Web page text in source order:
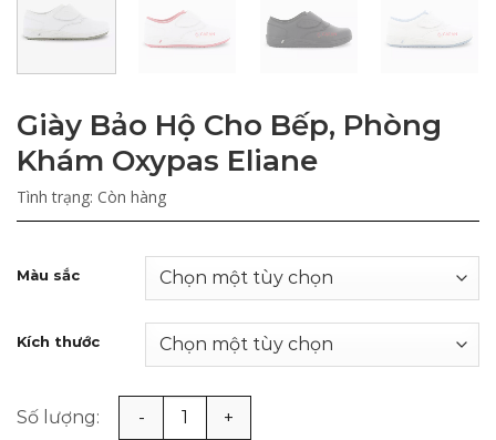
Giày Bảo Hộ Cho Bếp, Phòng
Khám Oxypas Eliane
Tình trạng: Còn hàng
Màu sắc
Kích thước
Giày Bảo Hộ Cho Bếp, Phòng Khám Oxypas Eliane số